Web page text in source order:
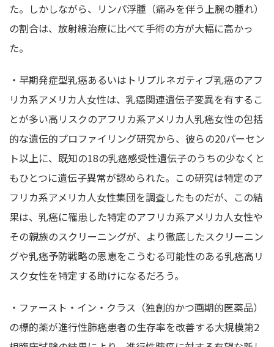
た。しかしながら、リンパ浮腫（痛みを伴う上腕の腫れ）
の割合は、放射線治療に比べて手術の方が大幅に高かっ
た。
・早期発症型乳癌あるいはトリプルネガティブ乳癌のアフ
リカ系アメリカ人女性は、乳癌関連遺伝子変異を有するこ
とが多い高リスクのアフリカ系アメリカ人乳癌女性の包括
的な遺伝的プロファイリング研究から、彼らの20パーセン
ト以上に、既知の18の乳癌感受性遺伝子のうちの少なくと
もひとつに遺伝子異常が認められた。この研究は特定のア
フリカ系アメリカ人女性集団を調査したものだが、この結
果は、乳癌に罹患した特定のアフリカ系アメリカ人女性や
その親族のスクリーニングが、より徹底したスクリーニン
グや乳癌予防戦略の恩恵をこうむる可能性のある乳癌高リ
スク女性を特定する助けになるだろう。
・ファースト・イン・クラス（独創的かつ画期的医薬品）
の標的薬が進行性肺癌患者の生存率を改善する大規模第2